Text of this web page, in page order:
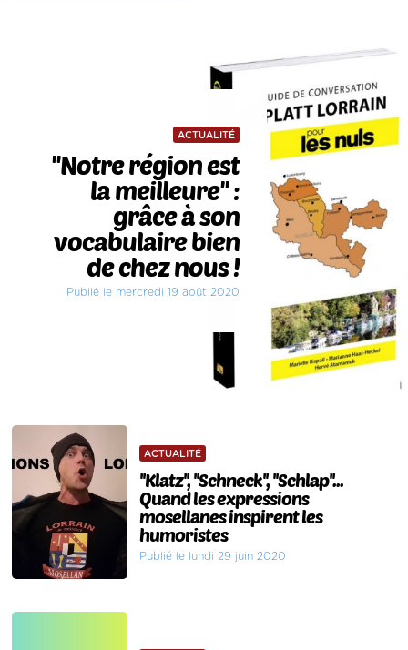
ACTUALITÉ
''Notre région est
la meilleure'' :
grâce à son
vocabulaire bien
de chez nous !
Publié le mercredi 19 août 2020
ACTUALITÉ
''Klatz'', ''Schneck'', ''Schlap''...
Quand les expressions
mosellanes inspirent les
humoristes
Publié le lundi 29 juin 2020